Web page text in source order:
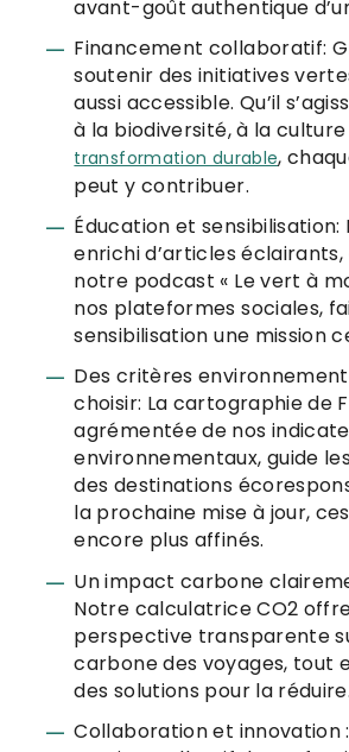
avant-goût authentique
Financement collaboratif:
soutenir des initiatives
aussi accessible. Qu’il
à la biodiversité, à la
transformation durable,
peut y contribuer.
Éducation et
enrichi d’articles
notre podcast « Le vert à
nos plateformes sociales,
sensibilisation une mission
Des critères
choisir: La cartographie de
agrémentée de nos
environnementaux, guide
des destinations
la prochaine mise à jour,
encore plus affinés.
Un impact carbone
Notre calculatrice CO2
perspective transparente
carbone des voyages, tout
des solutions pour la réduire.
Collaboration et innovation